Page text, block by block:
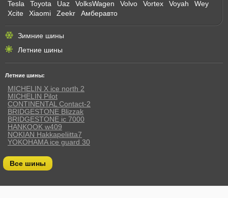
Tesla Toyota Uaz VolksWagen Volvo Vortex Voyah
Wey
Xcite
Xiaomi Zeekr Амберавто
Зимние шины
Летние шины
Летние шины:
MICHELIN X ice north 2
MICHELIN Pilot
CONTINENTAL Contact-2
BRIDGESTONE Blizzak
BRIDGESTONE ic 7000
HANKOOK w409
NOKIAN Hakkapeliitta7
YOKOHAMA ice guard 30
Все шины